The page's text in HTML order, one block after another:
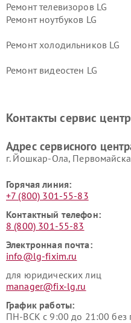
Ремонт телевизоров LG
Ремонт ноутбуков LG
Ремонт холодильников LG
Ремонт видеостен LG
Ремонт морозильных камер
Контакты сервис
Адрес сервисного
г. Йошкар-Ола,
Горячая линия:
+7 (800) 301-55-83
Контактный телефон:
8 (800) 301-55-83
Электронная почта:
info@lg-fixim.ru
для юридических лиц
manager@fix-lg.ru
График работы:
ПН-ВСК с 9:00 до 21:00